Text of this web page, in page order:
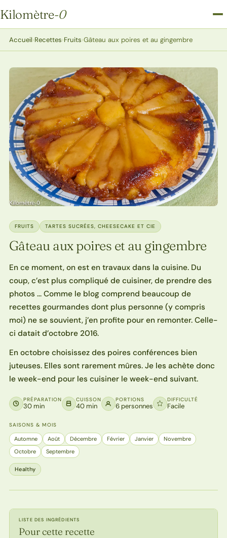
Kilomètre-0
Kilomètre-0
Accueil›Recettes›Fruits›Gâteau aux poires et au gingembre
FRUITS TARTES SUCRÉES, CHEESECAKE ET CIE
Gâteau aux poires et au gingembre
En ce moment, on est en travaux dans la cuisine. Du
coup, c’est plus compliqué de cuisiner, de prendre des
photos … Comme le blog comprend beaucoup de
recettes gourmandes dont plus personne (y compris
moi) ne se souvient, j’en profite pour en remonter. Celle-
ci datait d’octobre 2016.
En octobre choisissez des poires conférences bien
juteuses. Elles sont rarement mûres. Je les achète donc
le week-end pour les cuisiner le week-end suivant.
PRÉPARATION
30 min
CUISSON
40 min
PORTIONS
6 personnes
DIFFICULTÉ
Facile
SAISONS & MOIS
Automne Août Décembre Février Janvier
Novembre
Octobre
Septembre
Healthy
LISTE DES INGRÉDIENTS
Pour cette recette